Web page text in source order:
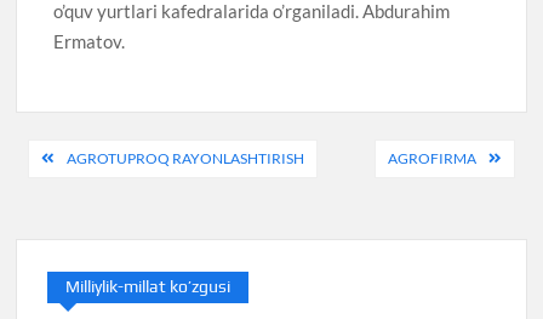
o’quv yurtlari kafedralarida o’rganiladi. Abdurahim
Ermatov.
PostAGROTUPROQ RAYONLASHTIRISH AGROFIRMA
Milliylik-millat ko’zgusi